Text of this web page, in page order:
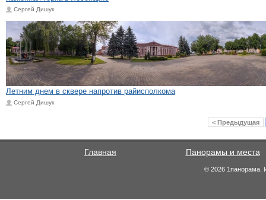
Сергей Дишук
Летним днем в сквере напротив райисполкома
Сергей Дишук
< Предыдущая
Главная Панорамы и места
© 2026 1панорама.